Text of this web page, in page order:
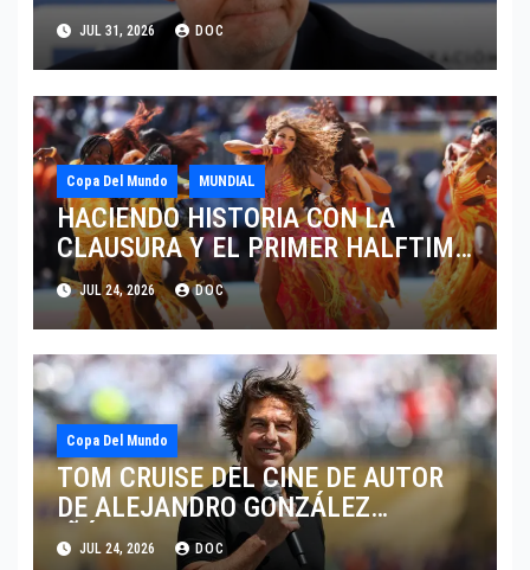
JUL 31, 2026 DOC
Copa Del Mundo MUNDIAL
HACIENDO HISTORIA CON LA
CLAUSURA Y EL PRIMER HALFTIME
SHOW EN LA HISTORIA DEL
MUNDIAL 2026
JUL 24, 2026 DOC
Copa Del Mundo
TOM CRUISE DEL CINE DE AUTOR
DE ALEJANDRO GONZÁLEZ
IÑÁRRITU AL ESCENARIO MUNDIAL
JUL 24, 2026 DOC